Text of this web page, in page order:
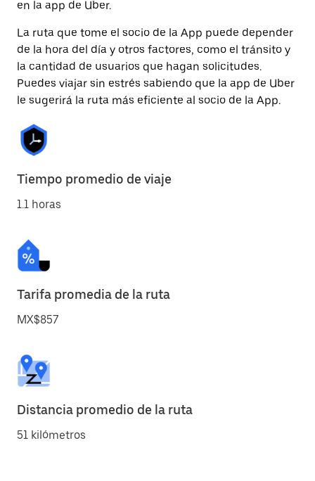
en la app de Uber.
La ruta que tome el socio de la App puede depender
de la hora del día y otros factores, como el tránsito y
la cantidad de usuarios que hagan solicitudes.
Puedes viajar sin estrés sabiendo que la app de Uber
le sugerirá la ruta más eficiente al socio de la App.
Tiempo promedio de viaje
1.1 horas
Tarifa promedia de la ruta
MX$857
Distancia promedio de la ruta
51 kilómetros